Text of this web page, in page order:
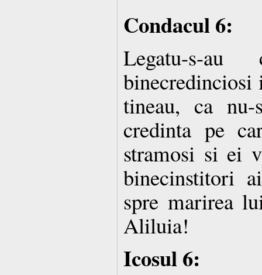
Condacul 6:
Legatu-s-
binecredinciosi
tineau, ca
credinta pe
stramosi si ei
binecinstitori
spre marirea
Aliluia!
Icosul 6: